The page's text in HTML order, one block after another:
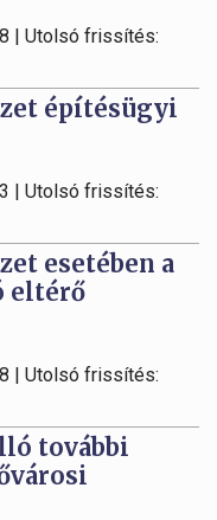
| Utolsó frissítés:
építésügyi
| Utolsó frissítés:
esetében a
eltérő
| Utolsó frissítés:
további